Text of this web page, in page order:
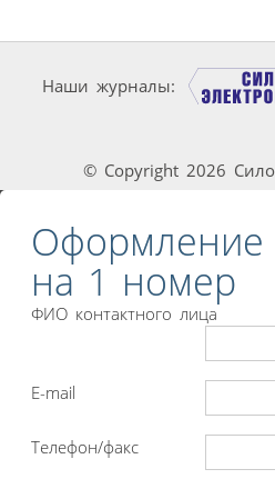
Наши журналы:
© Copyright 2026
Оформление
на 1 номер
ФИО контактного лица
E-mail
Телефон/факс